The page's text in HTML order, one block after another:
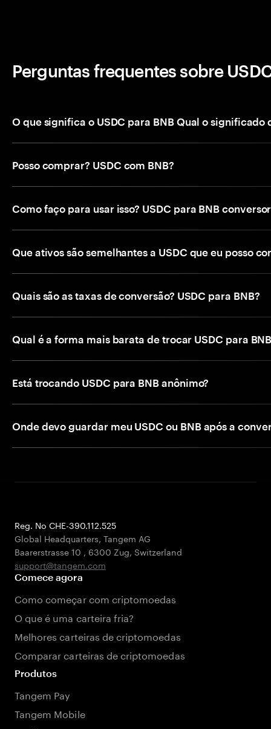
Perguntas frequentes sobre
O que significa o USDC para BNB Qual o significado
Posso comprar? USDC com BNB?
Como faço para usar isso? USDC para BNB
Que ativos são semelhantes a USDC que eu posso
Quais são as taxas de conversão? USDC para BNB?
Qual é a forma mais barata de trocar USDC para
Está trocando USDC para BNB anônimo?
Onde devo guardar meu USDC ou BNB após a
Reg. No CHE-390.112.525
Global Headquarters, Tangem AG
Baarerstrasse 10 , 6300 Zug, Switzerland
support@tangem.com
Comece agora
Como começar com criptomoedas
O que é uma carteira fria?
Melhores carteiras de criptomoedas
Comparar carteiras de criptomoedas
Produtos
Tangem Pay
Tangem Mobile